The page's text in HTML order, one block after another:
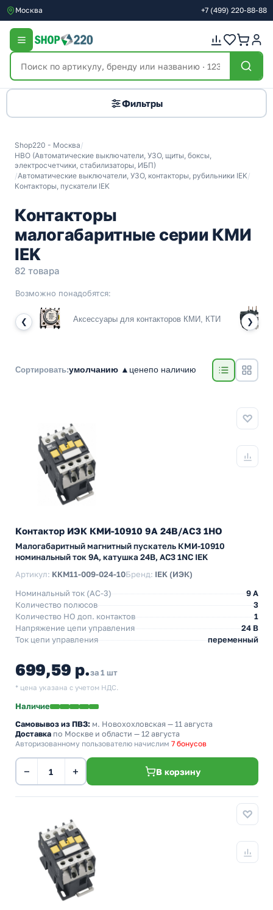
Москва +7 (499) 220-88-88
Фильтры
Shop220 - Москва/
НВО (Автоматические выключатели, УЗО, щиты, боксы,
электросчетчики, стабилизаторы, ИБП)
/Автоматические выключатели, УЗО, контакторы, рубильники IEK/
Контакторы, пускатели IEK
Контакторы
малогабаритные серии КМИ
IEK
82 товара
Возможно понадобятся:
❮ Аксессуары для контакторов КМИ, КТИ ❯
Сортировать:умолчанию ▲ ценепо наличию
Контактор ИЭК КМИ-10910 9А 24В/АС3 1НО
Малогабаритный магнитный пускатель КМИ-10910
номинальный ток 9А, катушка 24В, АС3 1NC IEK
Артикул: KKM11-009-024-10Бренд: IEK (ИЭК)
Номинальный ток (АС-3)
9 A
Количество полюсов
3
Количество НO доп. контактов
1
Напряжение цепи управления
24 В
Ток цепи управления
переменный
699,59 р.за 1 шт
* цена указана с учетом НДС.
Наличие
Самовывоз из ПВЗ: м. Новохохловская — 11 августа
Доставка по Москве и области — 12 августа
Авторизованному пользователю начислим 7 бонусов
− + В корзину